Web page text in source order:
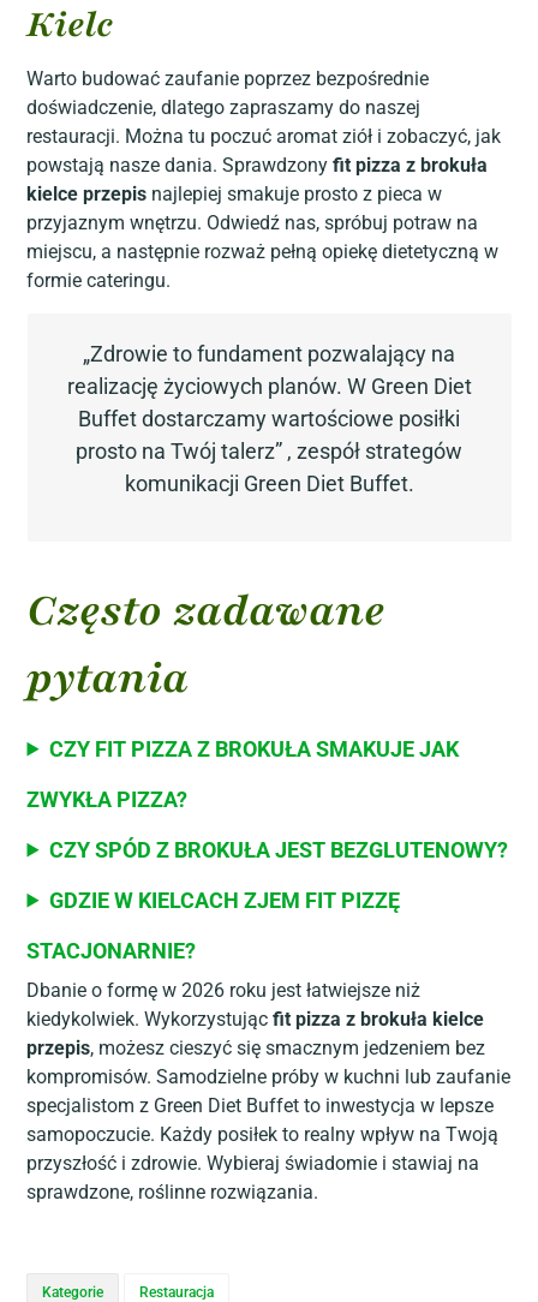
Kielc
Warto budować zaufanie poprzez bezpośrednie
doświadczenie, dlatego zapraszamy do naszej
restauracji. Można tu poczuć aromat ziół i zobaczyć, jak
powstają nasze dania. Sprawdzonyfit pizza z brokuła
kielce przepis najlepiej smakuje prosto z pieca w
przyjaznym wnętrzu. Odwiedź nas, spróbuj potraw na
miejscu, a następnie rozważ pełną opiekę dietetyczną w
formie cateringu.
„Zdrowie to fundament pozwalający na
realizację życiowych planów. W Green Diet
Buffet dostarczamy wartościowe posiłki
prosto na Twój talerz” , zespół strategów
komunikacji Green Diet Buffet.
Często zadawane
pytania
CZY FIT PIZZA Z BROKUŁA SMAKUJE JAK
ZWYKŁA PIZZA?
CZY SPÓD Z BROKUŁA JEST BEZGLUTENOWY?
GDZIE W KIELCACH ZJEM FIT PIZZĘ
STACJONARNIE?
Dbanie o formę w 2026 roku jest łatwiejsze niż
kiedykolwiek. Wykorzystującfit pizza z brokuła kielce
przepis, możesz cieszyć się smacznym jedzeniem bez
kompromisów. Samodzielne próby w kuchni lub zaufanie
specjalistom z Green Diet Buffet to inwestycja w lepsze
samopoczucie. Każdy posiłek to realny wpływ na Twoją
przyszłość i zdrowie. Wybieraj świadomie i stawiaj na
sprawdzone, roślinne rozwiązania.
Kategorie Restauracja